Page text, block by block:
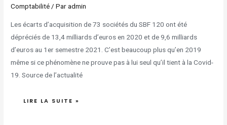
Comptabilité/ Paradmin
Les écarts d’acquisition de 73 sociétés du SBF 120 ont été
dépréciés de 13,4 milliards d’euros en 2020 et de 9,6 milliards
d’euros au 1er semestre 2021. C’est beaucoup plus qu’en 2019
même si ce phénomène ne prouve pas à lui seul qu’il tient à la Covid-
19. Source de l’actualité
LIRE LA SUITE »